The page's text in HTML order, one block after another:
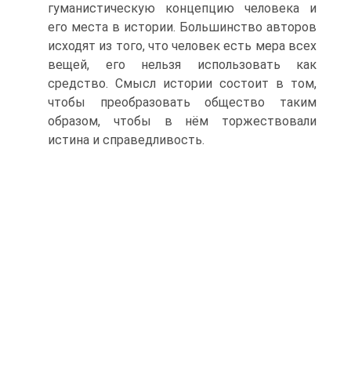
гуманистическую концепцию человека и
его места в истории. Большинство авторов
исходят из того, что чело­век есть мера всех
вещей, его нельзя использовать как
средство. Смысл истории состоит в том,
чтобы преобразовать общество таким
образом, чтобы в нём тор­жествовали
истина и справедливость.